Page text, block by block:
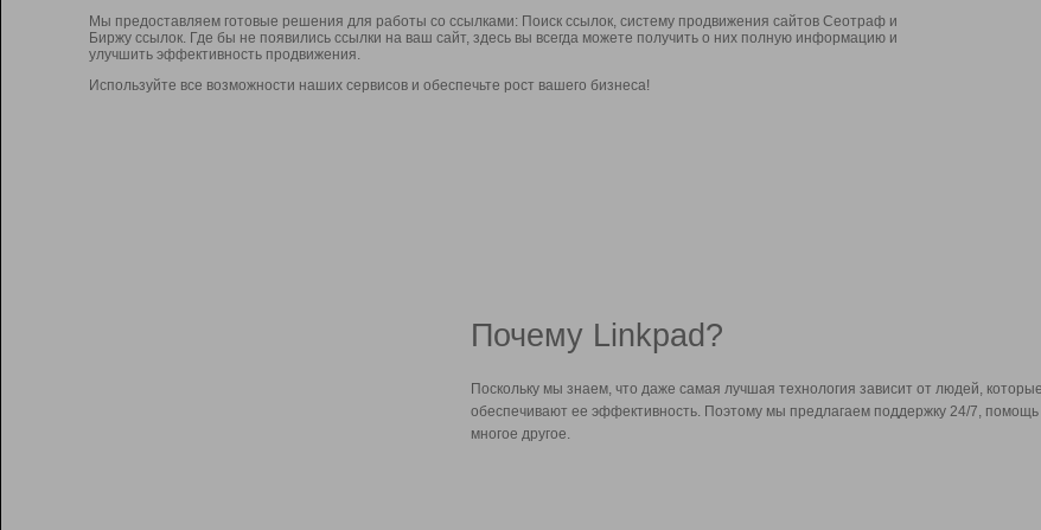
Мы предоставляем готовые решения для работы со ссылками: Поиск ссылок, систему продвижения сайтов Сеотраф и
Биржу ссылок. Где бы не появились ссылки на ваш сайт, здесь вы всегда можете получить о них полную информацию и
улучшить эффективность продвижения.
Используйте все возможности наших сервисов и обеспечьте рост вашего бизнеса!
Почему Linkpad?
Поскольку мы знаем, что даже самая лучшая технология зависит от людей, которые
обеспечивают ее эффективность. Поэтому мы предлагаем поддержку 24/7, помощь
многое другое.